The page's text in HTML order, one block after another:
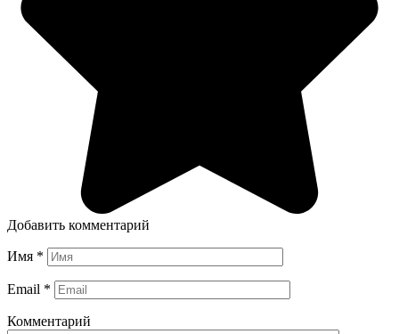
Добавить комментарий
Имя *
Email *
Комментарий